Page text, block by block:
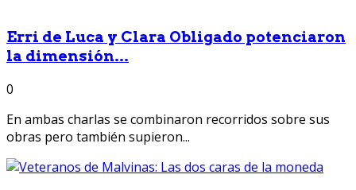
Erri de Luca y Clara Obligado potenciaron
la dimensión...
0
En ambas charlas se combinaron recorridos sobre sus
obras pero también supieron...